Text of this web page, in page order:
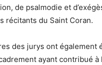
de psalmodie et
récitants du Saint Coran.
des jurys ont
ayant contribué